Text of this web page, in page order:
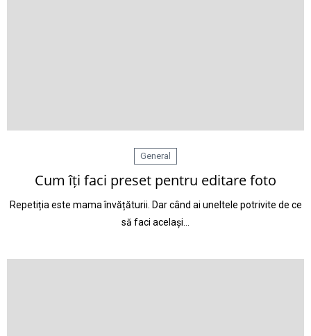
General
Cum îți faci preset pentru editare foto
Repetiția este mama învățăturii. Dar când ai uneltele potrivite de ce
să faci același…